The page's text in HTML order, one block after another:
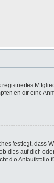
dir eine
festlegt, dass
dies auf dich
die Anlaufstelle